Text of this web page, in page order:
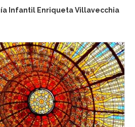
Infantil Enriqueta Villavecchia